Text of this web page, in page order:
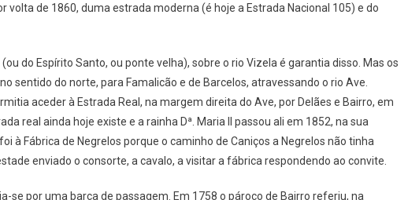
volta de 1860, duma estrada moderna (é hoje a Estrada Nacional 105) e do
do Espírito Santo, ou ponte velha), sobre o rio Vizela é garantia disso. Mas os
sentido do norte, para Famalicão e de Barcelos, atravessando o rio Ave.
aceder à Estrada Real, na margem direita do Ave, por Delães e Bairro, em
real ainda hoje existe e a rainha Dª. Maria II passou ali em 1852, na sua
à Fábrica de Negrelos porque o caminho de Caniços a Negrelos não tinha
enviado o consorte, a cavalo, a visitar a fábrica respondendo ao convite.
se por uma barca de passagem. Em 1758 o pároco de Bairro referiu, na